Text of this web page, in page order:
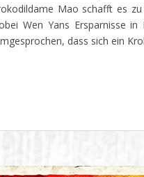
Mao schafft es
Wen Yans Ersparnisse
dass sich ein